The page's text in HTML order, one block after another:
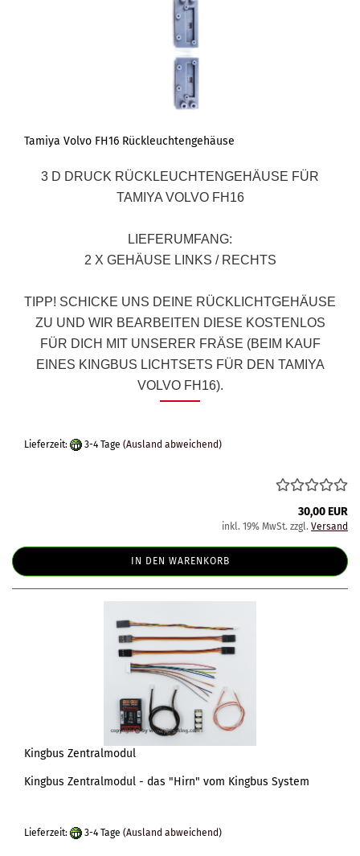
Tamiya Volvo FH16 Rückleuchtengehäuse
3 D DRUCK RÜCKLEUCHTENGEHÄUSE FÜR
TAMIYA VOLVO FH16
LIEFERUMFANG:
2 X GEHÄUSE LINKS / RECHTS
TIPP! SCHICKE UNS DEINE RÜCKLICHTGEHÄUSE
ZU UND WIR BEARBEITEN DIESE KOSTENLOS
FÜR DICH MIT UNSERER FRÄSE (BEIM KAUF
EINES KINGBUS LICHTSETS FÜR DEN TAMIYA
VOLVO FH16).
Lieferzeit: 3-4 Tage (Ausland abweichend)
30,00 EUR
inkl. 19% MwSt. zzgl. Versand
IN DEN WARENKORB
Kingbus Zentralmodul
Kingbus Zentralmodul - das "Hirn" vom Kingbus System
Lieferzeit: 3-4 Tage (Ausland abweichend)